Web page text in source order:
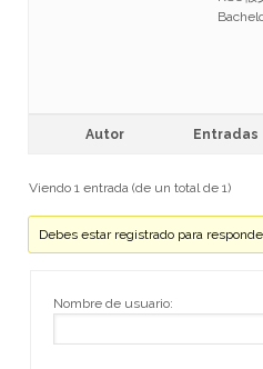
Autor Entradas
Viendo 1 entrada (de un total de 1)
Debes estar registrado para
Nombre de usuario: